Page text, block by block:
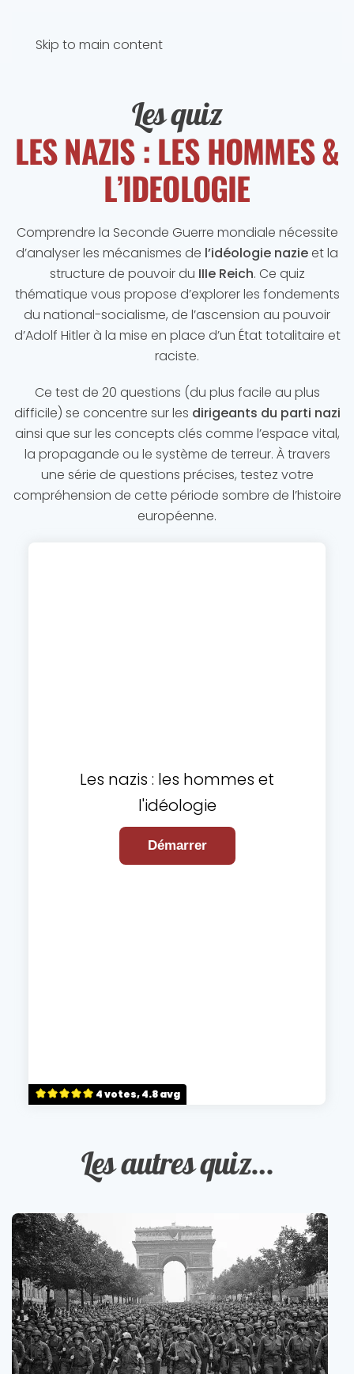
Skip to main content
Les quiz
LES NAZIS : LES HOMMES &
L’IDEOLOGIE
Comprendre la Seconde Guerre mondiale nécessite
d’analyser les mécanismes de l’idéologie nazieet la
structure de pouvoir du IIIe Reich. Ce quiz
thématique vous propose d’explorer les fondements
du national-socialisme, de l’ascension au pouvoir
d’Adolf Hitler à la mise en place d’un État totalitaire et
raciste.
Ce test de 20 questions (du plus facile au plus
difficile) se concentre sur les dirigeants du parti nazi
ainsi que sur les concepts clés comme l’espace vital,
la propagande ou le système de terreur. À travers
une série de questions précises, testez votre
compréhension de cette période sombre de l’histoire
européenne.
4 votes, 4.8 avg
Les nazis : les hommes et
l'idéologie
Les autres quiz…